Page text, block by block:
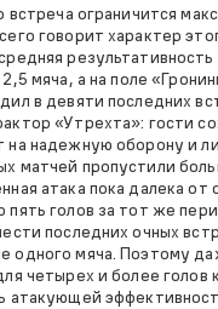
встреча ограничится
говорит характер
мяча, а на поле
в девяти последних
«Утрехта»: гости
на надежную оборону и
матчей пропустили
атака пока далека от
голов за тот же
последних очных
одного мяча. Поэтому
четырех и более
атакующей